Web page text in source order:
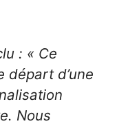
: « Ce
départ d’une
Nous